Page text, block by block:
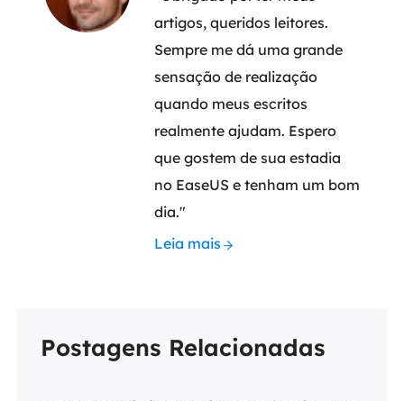
artigos, queridos leitores.
Sempre me dá uma grande
sensação de realização
quando meus escritos
realmente ajudam. Espero
que gostem de sua estadia
no EaseUS e tenham um bom
dia."
Leia mais
Postagens Relacionadas